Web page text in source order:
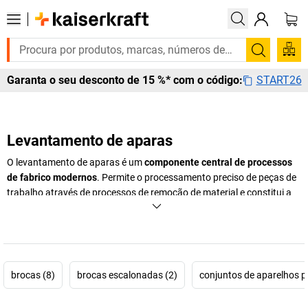
Garanta o seu desconto de 15 %* com o código: START26
Levantamento de aparas
O levantamento de aparas é umcomponente central de processos
de fabrico modernos. Permite o processamento preciso de peças de
trabalho através de processos de remoção de material e constitui a
base para a produção de componentes personalizados
brocas (8) brocas escalonadas (2) conjuntos de aparelhos